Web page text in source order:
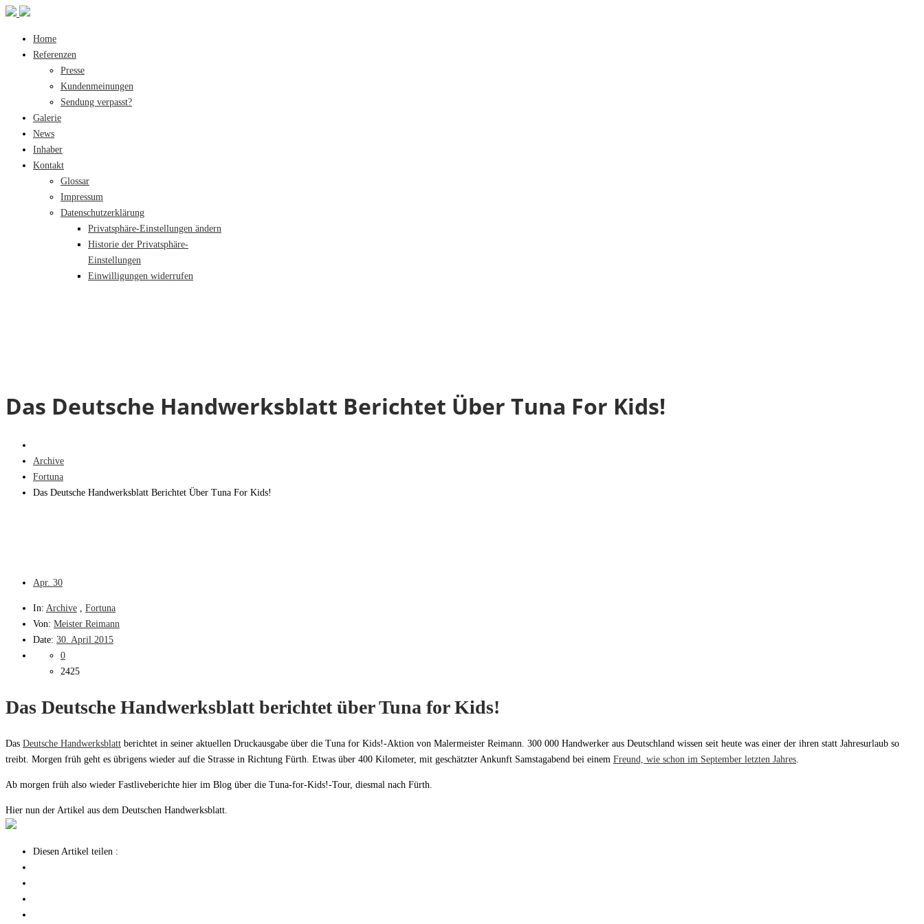
Home
Referenzen
Presse
Kundenmeinungen
Sendung verpasst?
Galerie
News
Inhaber
Kontakt
Glossar
Impressum
Datenschutzerklärung
Privatsphäre-Einstellungen ändern
Historie der Privatsphäre-
Einstellungen
Einwilligungen widerrufen
Das Deutsche Handwerksblatt Berichtet Über Tuna For Kids!
Archive
Fortuna
Das Deutsche Handwerksblatt Berichtet Über Tuna For Kids!
Apr. 30
In: Archive
Fortuna
Von: Meister Reimann
Date: 30. April 2015
0
2425
Das Deutsche Handwerksblatt berichtet über Tuna for Kids!
Das Deutsche Handwerksblatt berichtet in seiner aktuellen Druckausgabe über die Tuna for Kids!-Aktion von Malermeister Reimann. 300 000 Handwerker aus Deutschland wissen seit heute was einer der ihren statt Jahresurlaub so
treibt. Morgen früh geht es übrigens wieder auf die Strasse in Richtung Fürth. Etwas über 400 Kilometer, mit geschätzter Ankunft Samstagabend bei einem Freund, wie schon im September letzten Jahres.
Ab morgen früh also wieder Fastliveberichte hier im Blog über die Tuna-for-Kids!-Tour, diesmal nach Fürth.
Hier nun der Artikel aus dem Deutschen Handwerksblatt.
Diesen Artikel teilen :